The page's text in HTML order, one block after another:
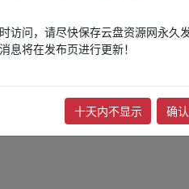
219.不一样的天空（1993）-夸克
访问，请尽快保存云盘资源网永久
息将在发布页进行更新！
十天内不显示 确认